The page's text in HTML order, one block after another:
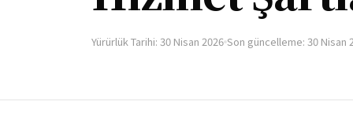
Yürürlük Tarihi: 30 Nisan 2026 Son güncelleme: 30 Nisan